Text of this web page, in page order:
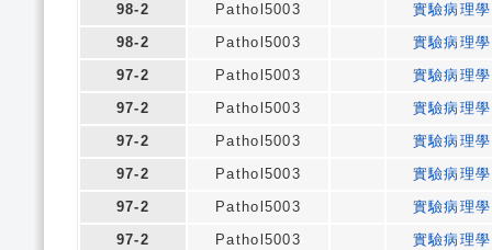
98-2
Pathol5003
實驗病理學
98-2
Pathol5003
實驗病理學
97-2
Pathol5003
實驗病理學
97-2
Pathol5003
實驗病理學
97-2
Pathol5003
實驗病理學
97-2
Pathol5003
實驗病理學
97-2
Pathol5003
實驗病理學
97-2
Pathol5003
實驗病理學